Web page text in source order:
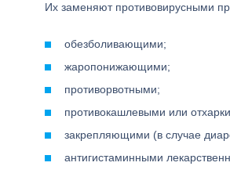
Их заменяют противовирусными
обезболивающими;
жаропонижающими;
противорвотными;
противокашлевыми или
закрепляющими (в случае
антигистаминными